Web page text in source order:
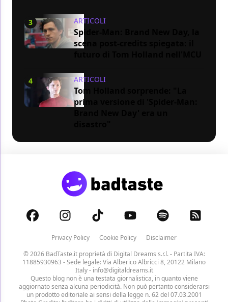
3 ARTICOLI
Spider-Man: Brand New Day, la
scena post-credits spiegata: il
4 ARTICOLI
Tom Holland sorprende: "La
prima versione di 'Spider-Man:
Privacy Policy Cookie Policy
Disclaimer
© 2026 BadTaste.it proprietà di Digital Dreams s.r.l.- Partita IVA:
11885930963 - Sede legale: Via Alberico Albricci 8, 20122 Milano
Italy - info@digitaldreams.it
Questo blog non è una testata giornalistica, in quanto viene
aggiornato senza alcuna periodicità. Non può pertanto considerarsi
un prodotto editoriale ai sensi della legge n. 62 del 07.03.2001